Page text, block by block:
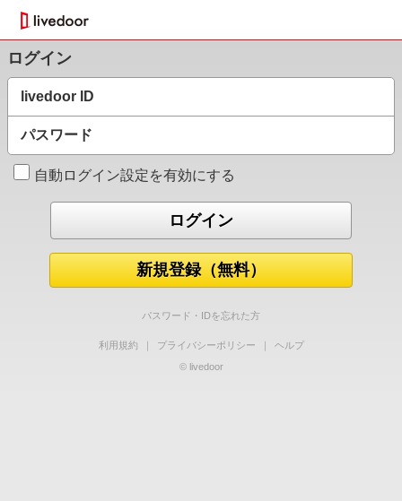
ログイン
livedoor ID
パスワード
自動ログイン設定を有効にする
新規登録（無料）
パスワード・IDを忘れた方
利用規約 ｜ プライバシーポリシー ｜
ヘルプ
© livedoor